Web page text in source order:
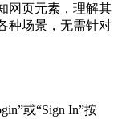
网页元素，理解其
种场景，无需针对
或“Sign In”按